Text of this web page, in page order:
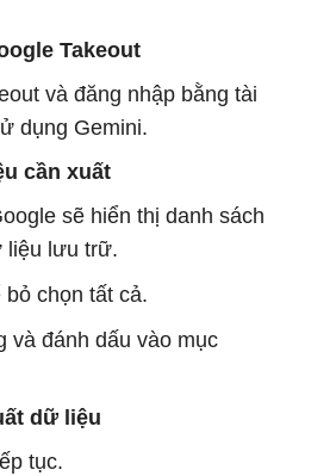
Takeout
và đăng nhập bằng tài
dụng Gemini.
cần xuất
sẽ hiển thị danh sách
liệu lưu trữ.
bỏ chọn tất cả.
và đánh dấu vào mục
dữ liệu
tục.